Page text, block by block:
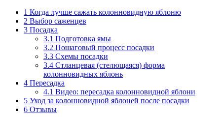
1 Когда лучше сажать колонновидную яблоню
2 Выбор саженцев
3 Посадка
3.1 Подготовка ямы
3.2 Пошаговый процесс посадки
3.3 Схемы посадки
3.4 Стланцевая (стелющаяся) форма
колонновидных яблонь
4 Пересадка
4.1 Видео: пересадка колонновидной яблони
5 Уход за колонновидной яблоней после посадки
6 Отзывы